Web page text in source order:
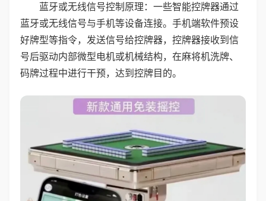
蓝牙或无线信号控制原理：一些智能控牌器通过
蓝牙或无线信号与手机等设备连接。手机端软件预设
好牌型等指令，发送信号给控牌器，控牌器接收到信
号后驱动内部微型电机或机械结构，在麻将机洗牌、
码牌过程中进行干预，达到控牌目的。